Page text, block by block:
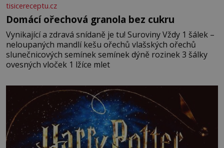
tisicereceptu.cz
Domácí ořechová granola bez cukru
Vynikající a zdravá snídaně je tu! Suroviny Vždy 1 šálek –
neloupaných mandlí kešu ořechů vlašských ořechů
slunečnicových semínek semínek dýně rozinek 3 šálky
ovesných vloček 1 lžíce mlet